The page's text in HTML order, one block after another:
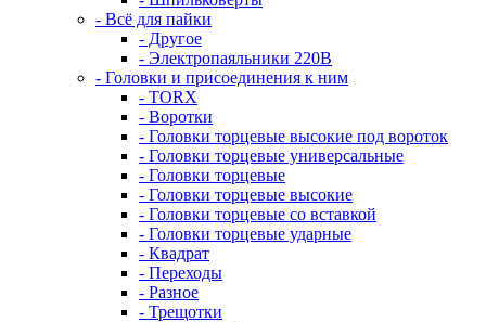
- Всё для пайки
- Другое
- Электропаяльники 220В
- Головки и присоединения к ним
- TORX
- Воротки
- Головки торцевые высокие под вороток
- Головки торцевые универсальные
- Головки торцевые
- Головки торцевые высокие
- Головки торцевые со вставкой
- Головки торцевые ударные
- Квадрат
- Переходы
- Разное
- Трещотки